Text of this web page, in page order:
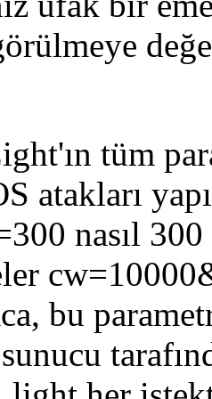
tüm
atakları
nasıl
bu